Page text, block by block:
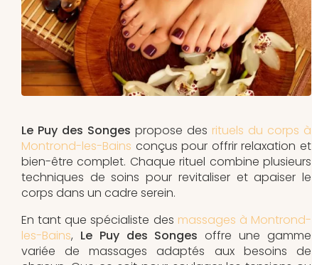
Le Puy des Songes propose des rituels du corps à
Montrond-les-Bains conçus pour offrir relaxation et
bien-être complet. Chaque rituel combine plusieurs
techniques de soins pour revitaliser et apaiser le
corps dans un cadre serein.
En tant que spécialiste des massages à Montrond-
les-Bains, Le Puy des Songes offre une gamme
variée de massages adaptés aux besoins de